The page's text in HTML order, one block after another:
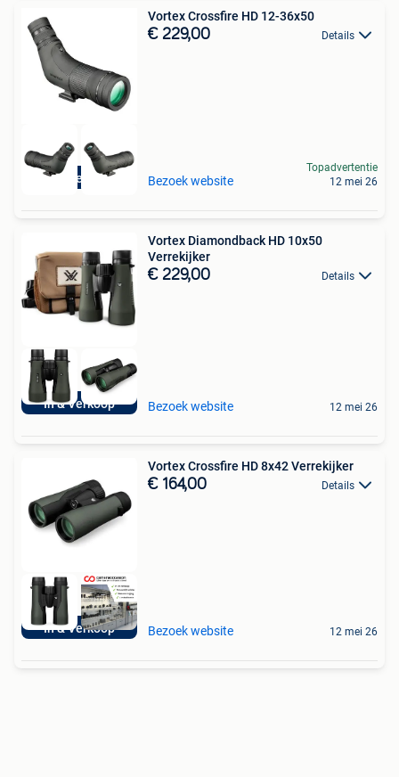
In & Verkoop
Vortex Crossfire HD 12-36x50
€ 229,00 Details
Bezoek website
Topadvertentie
12 mei 26
In & Verkoop
Vortex Diamondback HD 10x50
Verrekijker
€ 229,00 Details
Bezoek website 12 mei 26
In & Verkoop
Vortex Crossfire HD 8x42 Verrekijker
€ 164,00 Details
Bezoek website 12 mei 26